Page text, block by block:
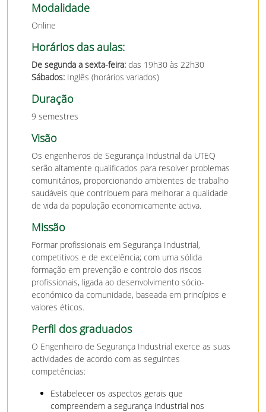
Modalidade
Online
Horários das aulas:
De segunda a sexta-feira: das 19h30 às 22h30
Sábados: Inglês (horários variados)
Duração
9 semestres
Visão
Os engenheiros de Segurança Industrial da UTEQ
serão altamente qualificados para resolver problemas
comunitários, proporcionando ambientes de trabalho
saudáveis que contribuem para melhorar a qualidade
de vida da população economicamente activa.
Missão
Formar profissionais em Segurança Industrial,
competitivos e de excelência; com uma sólida
formação em prevenção e controlo dos riscos
profissionais, ligada ao desenvolvimento sócio-
económico da comunidade, baseada em princípios e
valores éticos.
Perfil dos graduados
O Engenheiro de Segurança Industrial exerce as suas
actividades de acordo com as seguintes
competências:
Estabelecer os aspectos gerais que
compreendem a segurança industrial nos